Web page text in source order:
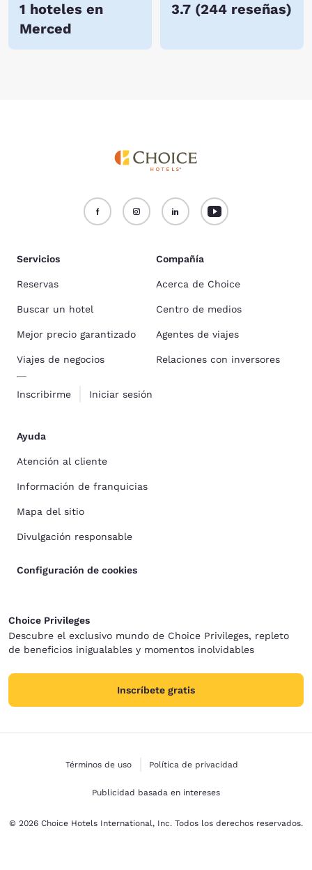
1 hoteles en
Merced
3.7 (244 reseñas)
Servicios
Reservas
Buscar un hotel
Mejor precio garantizado
Viajes de negocios
Inscribirme Iniciar sesión
Compañía
Acerca de Choice
Centro de medios
Agentes de viajes
Relaciones con inversores
Ayuda
Atención al cliente
Información de franquicias
Mapa del sitio
Divulgación responsable
Configuración de cookies
Choice Privileges
Descubre el exclusivo mundo de Choice Privileges, repleto
de beneficios inigualables y momentos inolvidables
Inscríbete gratis
Términos de uso Política de privacidad
Publicidad basada en intereses
© 2026 Choice Hotels International, Inc. Todos los derechos reservados.